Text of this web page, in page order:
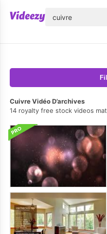
Cuivre Vidéo D’archives
14 royalty free stock videos